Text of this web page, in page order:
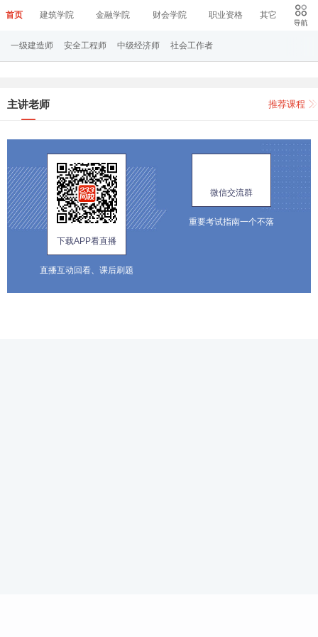
首页 建筑学院 金融学院 财会学院 职业资格 其它
一级建造师 安全工程师 中级经济师 社会工作者
主讲老师 推荐课程
下载APP看直播
直播互动回看、课后刷题
微信交流群
重要考试指南一个不落